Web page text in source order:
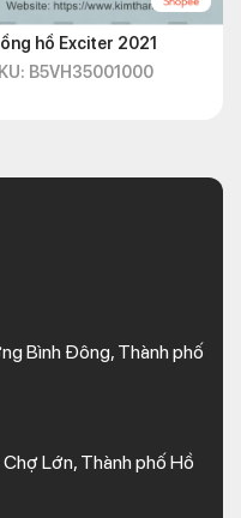
hồ Exciter 2021
B5VH35001000
Bình Đông, Thành phố
Lớn, Thành phố Hồ